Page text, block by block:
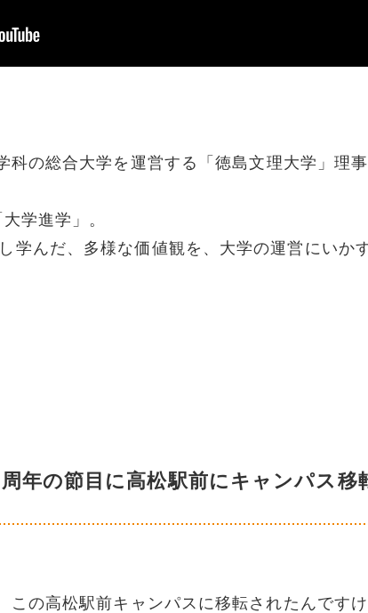
科の総合大学を運営する「徳島文理大学」理
学進学」。
学んだ、多様な価値観を、大学の運営にいか
年の節目に高松駅前にキャンパス移
この高松駅前キャンパスに移転されたんです